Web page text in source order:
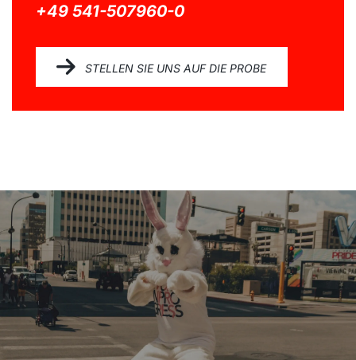
+49 541-507960-0
STELLEN SIE UNS AUF DIE PROBE